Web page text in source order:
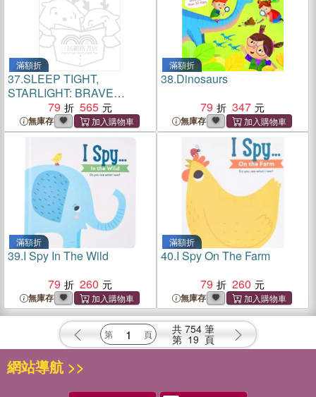
滿額折
37.SLEEP TIGHT,
STARLIGHT: BRAVE
LITTLE FISH
79 565
無庫存
滿額折
38.Dinosaurs
79
347
無庫存
滿額折
39.I Spy In The Wild
79
260
無庫存
滿額折
40.I Spy On The Farm
79
260
無庫存
共 754 筆
第 19 頁
網站導航 >>